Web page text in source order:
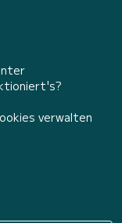
verwalten